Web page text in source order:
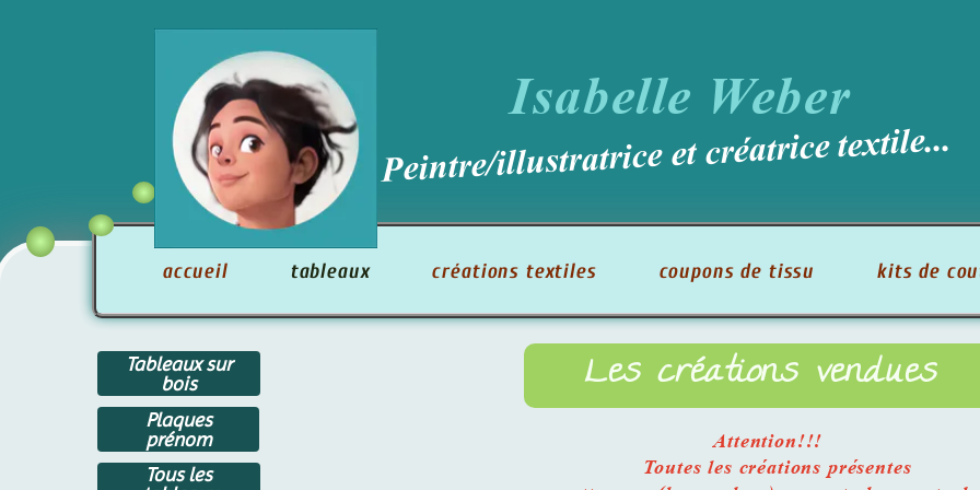
accueil tableaux créations textiles coupons de tissu kits de
Peintre/illustratrice et créatrice textile...
Isabelle Weber
Les créations vendues
Tableaux sur
bois
Plaques
prénom
Attention!!!
Toutes les créations présentes
Tous les